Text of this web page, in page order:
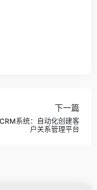
下一篇
系统：自动化创建客
户关系管理平台